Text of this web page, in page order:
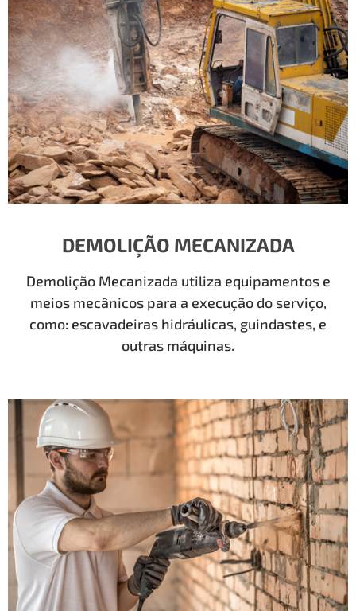
DEMOLIÇÃO MECANIZADA
Demolição Mecanizada utiliza equipamentos e
meios mecânicos para a execução do serviço,
como: escavadeiras hidráulicas, guindastes, e
outras máquinas.